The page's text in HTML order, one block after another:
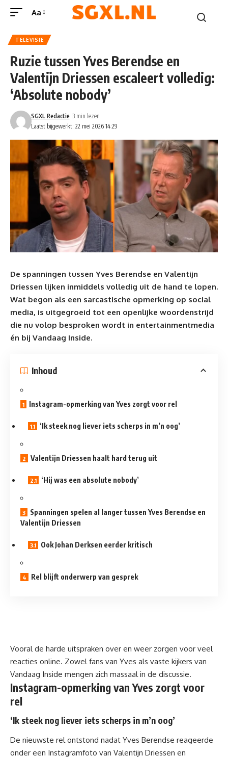
Aa
TELEVISIE
Ruzie tussen Yves Berendse en
Valentijn Driessen escaleert volledig:
‘Absolute nobody’
Laatst bijgewerkt: 22 mei 2026 14:29
SGXL Redactie 3 min lezen
De spanningen tussen Yves Berendse en Valentijn
Driessen lijken inmiddels volledig uit de hand te lopen.
Wat begon als een sarcastische opmerking op social
media, is uitgegroeid tot een openlijke woordenstrijd
die nu volop besproken wordt in entertainmentmedia
én bij Vandaag Inside.
Inhoud
Instagram-opmerking van Yves zorgt voor rel
‘Ik steek nog liever iets scherps in m’n oog’
Valentijn Driessen haalt hard terug uit
‘Hij was een absolute nobody’
Spanningen spelen al langer tussen Yves Berendse en
Valentijn Driessen
Ook Johan Derksen eerder kritisch
Rel blijft onderwerp van gesprek
Vooral de harde uitspraken over en weer zorgen voor veel
reacties online. Zowel fans van Yves als vaste kijkers van
Vandaag Inside mengen zich massaal in de discussie.
Instagram-opmerking van Yves zorgt voor
rel
‘Ik steek nog liever iets scherps in m’n oog’
De nieuwste rel ontstond nadat Yves Berendse reageerde
onder een Instagramfoto van Valentijn Driessen en